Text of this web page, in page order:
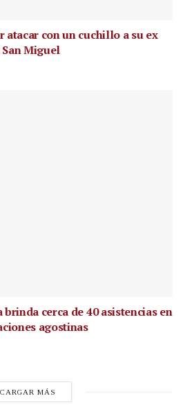
atacar con un cuchillo a su ex
San Miguel
cerca de 40 asistencias en
agostinas
CARGAR MÁS